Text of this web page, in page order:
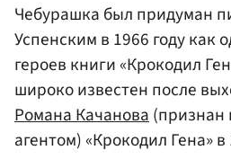
Чебурашка был придуман
Успенским в 1966 году как
героев книги «Крокодил
широко известен после
Романа Качанова
агентом) «Крокодил Гена» в